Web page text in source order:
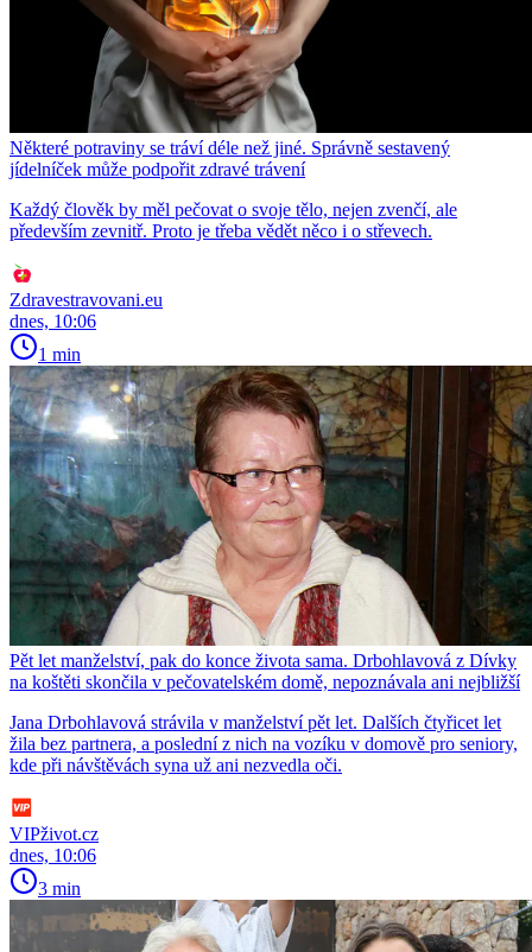
Některé potraviny se tráví déle než jiné. Správně sestavený
jídelníček může podpořit zdravé trávení
Každý člověk by měl pečovat o svoje tělo, nejen zvenčí, ale
především zevnitř. Proto je třeba vědět něco i o střevech.
Zdravestravovani.eu
dnes, 10:06
1 min
Pět let manželství, pak do konce života sama. Drbohlavová z Dívky
na koštěti skončila v pečovatelském domě, nepoznávala ani nejbližší
Jana Drbohlavová strávila v manželství pět let. Dalších čtyřicet let
žila bez partnera, a poslední z nich na vozíku v domově pro seniory,
kde při návštěvách syna už ani nezvedla oči.
VIPživot.cz
dnes, 10:06
3 min